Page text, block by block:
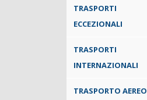
TRASPORTI
ECCEZIONALI
TRASPORTI
INTERNAZIONALI
TRASPORTO AEREO